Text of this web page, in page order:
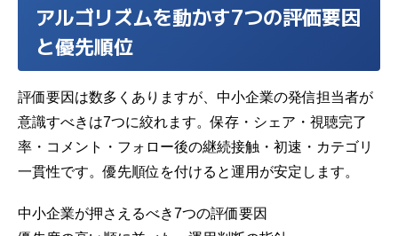
アルゴリズムを動かす7つの評価要因
と優先順位
評価要因は数多くありますが、中小企業の発信担当者が
意識すべきは7つに絞れます。保存・シェア・視聴完了
率・コメント・フォロー後の継続接触・初速・カテゴリ
一貫性です。優先順位を付けると運用が安定します。
中小企業が押さえるべき7つの評価要因